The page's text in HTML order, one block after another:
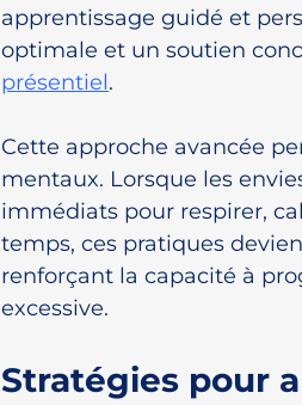
apprentissage guidé et
optimale et un soutien
présentiel.
Cette approche avancée
mentaux. Lorsque les
immédiats pour respirer,
temps, ces pratiques
renforçant la capacité à
excessive.
Stratégies pour